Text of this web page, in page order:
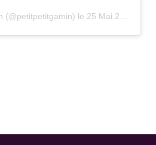
(@petitpetitgamin) le 25 Mai 2020 à 11 :23 PDT